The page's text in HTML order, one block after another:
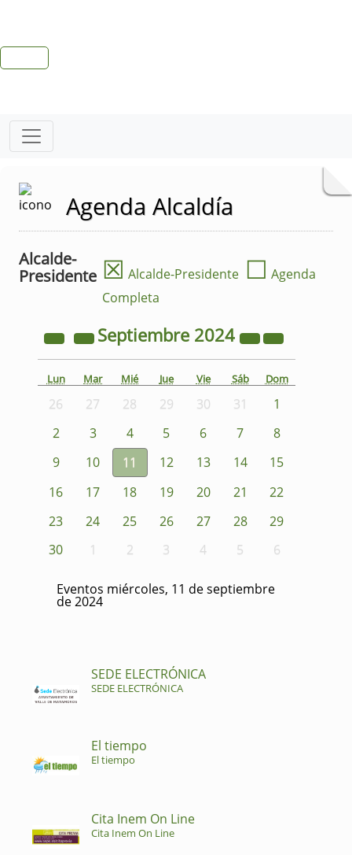
Agenda Alcaldía
Alcalde-
Presidente ☒ Alcalde-Presidente ☐ Agenda
Completa
Septiembre 2024
Lun Mar Mié Jue Vie Sáb Dom
26 27 28 29 30 31
1
2
3 4 5 6 7
8
9
10 11 12 13 14
15
16
17 18 19 20 21
22
23
24 25 26 27 28
29
30
1 2 3 4 5 6
Eventos miércoles, 11 de septiembre
de 2024
SEDE ELECTRÓNICA
SEDE ELECTRÓNICA
El tiempo
El tiempo
Cita Inem On Line
Cita Inem On Line